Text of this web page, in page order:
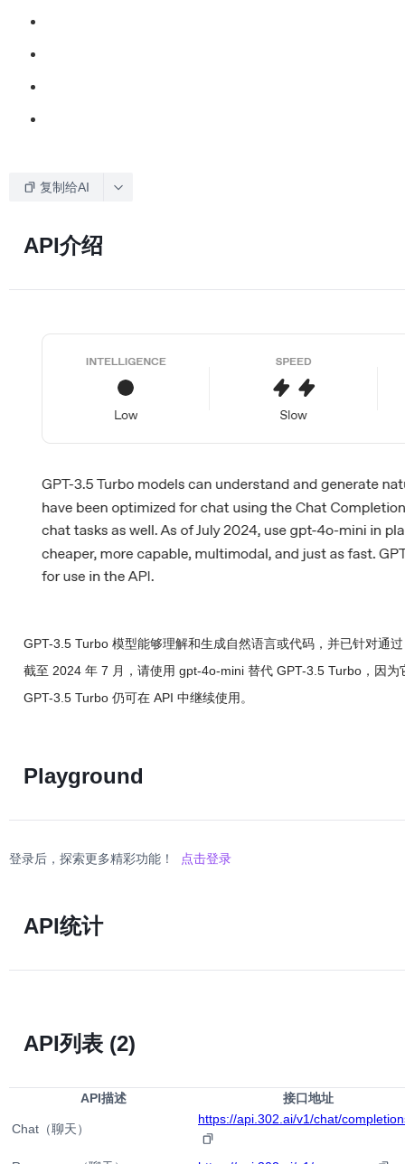
复制给AI
API介绍
GPT-3.5 Turbo 模型能够理解和生成自然语言或代码，并已针对通
截至 2024 年 7 月，请使用 gpt-4o-mini 替代 GPT-3.5 Turbo，因
GPT-3.5 Turbo 仍可在 API 中继续使用。
Playground
登录后，探索更多精彩功能！ 点击登录
API统计
API列表 (2)
API描述 接口地址
Chat（聊天）
https://api.302.ai/v1/chat/